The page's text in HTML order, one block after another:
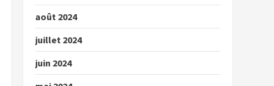
août 2024
juillet 2024
juin 2024